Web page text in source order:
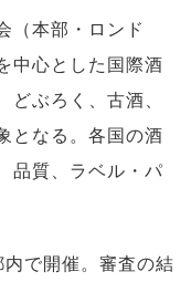
（本部・ロンド
中心とした国際酒
ぶろく、古酒、
となる。各国の酒
品質、ラベル・パ
で開催。審査の結